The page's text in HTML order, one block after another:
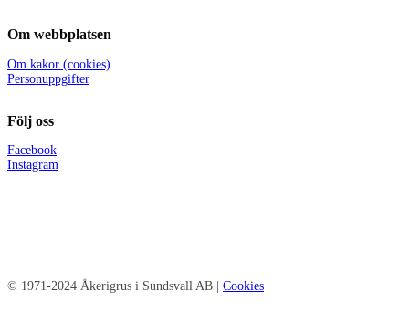
Om webbplatsen
Om kakor (cookies)
Personuppgifter
Följ oss
Facebook
Instagram
© 1971-2024 Åkerigrus i Sundsvall AB | Cookies